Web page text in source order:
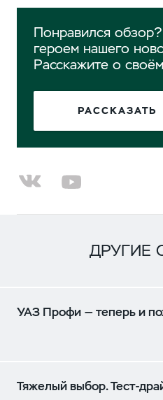
Понравился
героем нашего
Расскажите о
РАССКАЗАТЬ
ДРУГИЕ
УАЗ Профи — теперь и
Тяжелый выбор. Тест-